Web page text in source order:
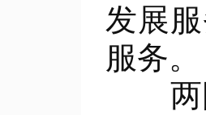
发展
服务。
两院